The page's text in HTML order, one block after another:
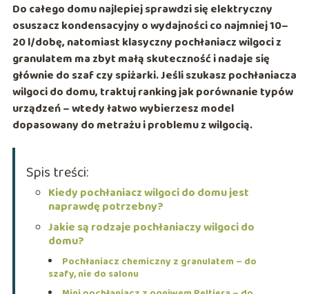
Do całego domu najlepiej sprawdzi się elektryczny
osuszacz kondensacyjny o wydajności co najmniej 10–
20 l/dobę, natomiast klasyczny pochłaniacz wilgoci z
granulatem ma zbyt małą skuteczność i nadaje się
głównie do szaf czy spiżarki. Jeśli szukasz pochłaniacza
wilgoci do domu, traktuj ranking jak porównanie typów
urządzeń – wtedy łatwo wybierzesz model
dopasowany do metrażu i problemu z wilgocią.
Spis treści:
Kiedy pochłaniacz wilgoci do domu jest
naprawdę potrzebny?
Jakie są rodzaje pochłaniaczy wilgoci do
domu?
Pochłaniacz chemiczny z granulatem – do
szafy, nie do salonu